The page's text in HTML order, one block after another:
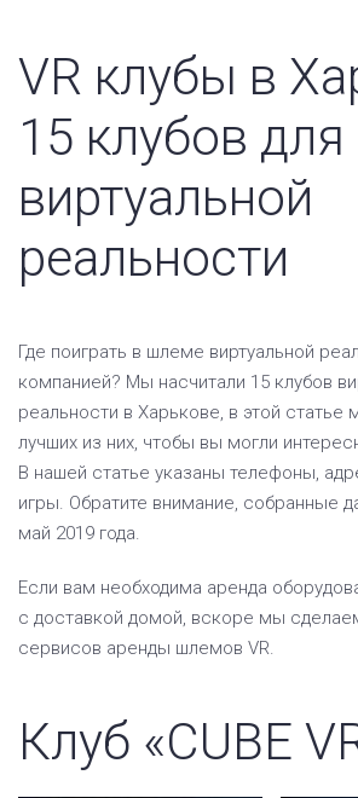
VR клубы в
15 клубов для
виртуальной
реальности
Где поиграть в шлеме виртуальной
компанией? Мы насчитали 15 клубов
реальности в Харькове, в этой
лучших из них, чтобы вы могли
В нашей статье указаны телефоны,
игры. Обратите внимание, собранные
май 2019 года.
Если вам необходима аренда
с доставкой домой, вскоре мы
сервисов аренды шлемов VR.
Клуб «CUBE